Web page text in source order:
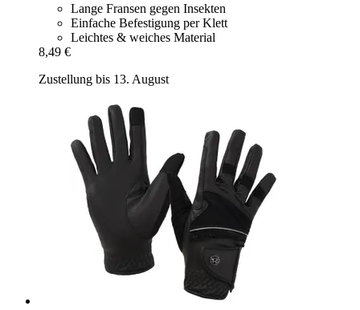
Lange Fransen gegen Insekten
Einfache Befestigung per Klett
Leichtes & weiches Material
8,49 €
Zustellung bis 13. August